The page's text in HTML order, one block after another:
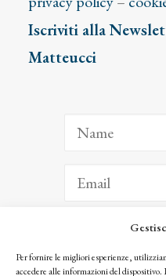
Per fornire le migliori esperienze,
accedere alle informazioni del dispositivo.
Iscriviti alla
Matteucci